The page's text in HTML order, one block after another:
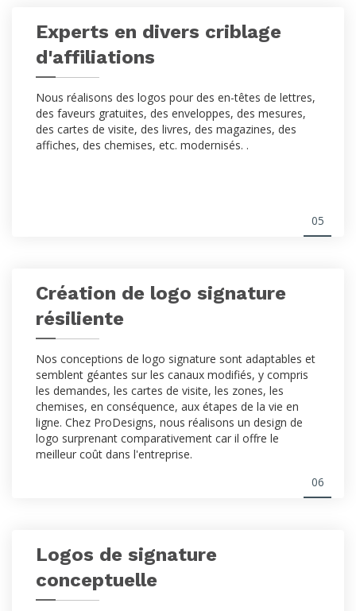
05
Experts en divers criblage
d'affiliations
Nous réalisons des logos pour des en-têtes de lettres,
des faveurs gratuites, des enveloppes, des mesures,
des cartes de visite, des livres, des magazines, des
affiches, des chemises, etc. modernisés. .
06
Création de logo signature
résiliente
Nos conceptions de logo signature sont adaptables et
semblent géantes sur les canaux modifiés, y compris
les demandes, les cartes de visite, les zones, les
chemises, en conséquence, aux étapes de la vie en
ligne. Chez ProDesigns, nous réalisons un design de
logo surprenant comparativement car il offre le
meilleur coût dans l'entreprise.
Logos de signature
conceptuelle